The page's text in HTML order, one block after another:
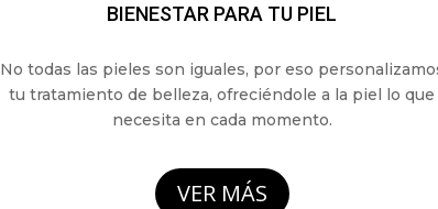
BIENESTAR PARA TU PIEL
No todas las pieles son iguales, por eso
tu tratamiento de belleza, ofreciéndole a la piel lo que
necesita en cada momento.
VER MÁS